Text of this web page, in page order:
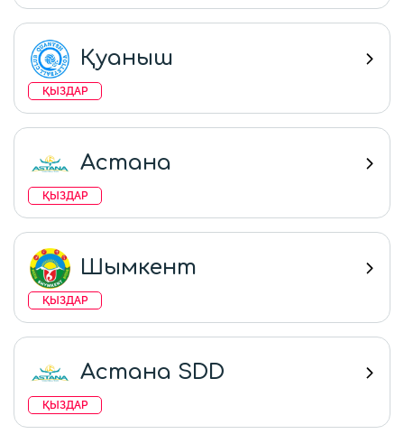
Қуаныш
ҚЫЗДАР
Астана
ҚЫЗДАР
Шымкент
ҚЫЗДАР
Астана SDD
ҚЫЗДАР